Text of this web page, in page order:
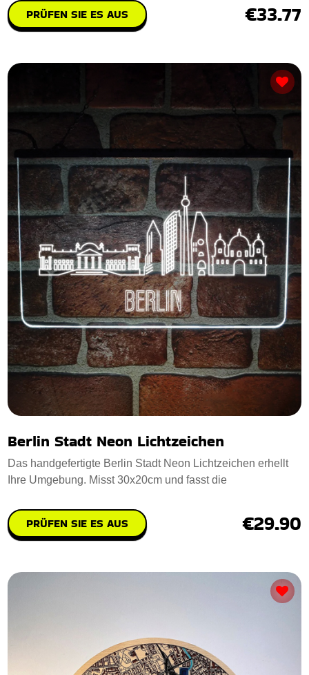
PRÜFEN SIE ES AUS €33.77
Berlin Stadt Neon Lichtzeichen
Das handgefertigte Berlin Stadt Neon Lichtzeichen erhellt
Ihre Umgebung. Misst 30x20cm und fasst die
PRÜFEN SIE ES AUS €29.90